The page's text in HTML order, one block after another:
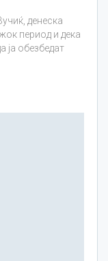
денеска
период и дека
ја обезбедат